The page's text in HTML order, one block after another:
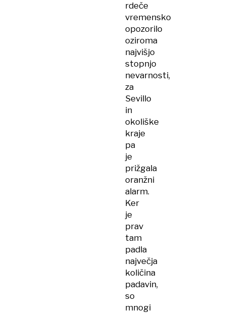
rdeče
vremensko
opozorilo
oziroma
najvišjo
stopnjo
nevarnosti,
za
Sevillo
in
okoliške
kraje
pa
je
prižgala
oranžni
alarm.
Ker
je
prav
tam
padla
največja
količina
padavin,
so
mnogi